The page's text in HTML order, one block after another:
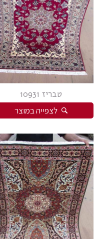
טבריז 10931
לצפייה במוצר